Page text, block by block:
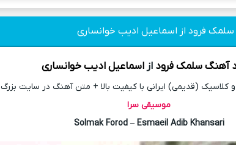
سلمک فرود از اسماعیل ادیب خوانساری
آهنگ سلمک فرود ازاسماعیل ادیب خوانساری
(قدیمی) ایرانی با کیفیت بالا + متن آهنگ در سایت بزرگ
موسیقی سرا
Solmak Forod– Esmaeil Adib Khansari